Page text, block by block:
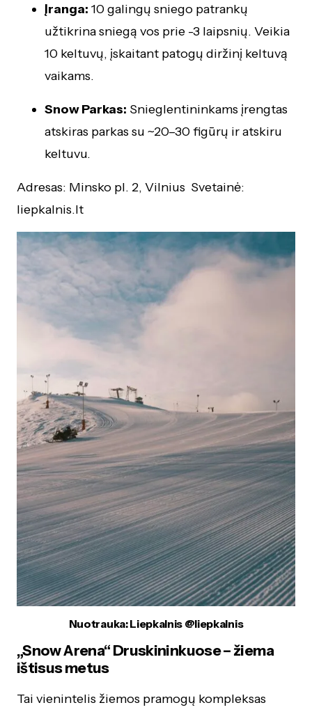
Įranga: 10 galingų sniego patrankų
užtikrina sniegą vos prie -3 laipsnių. Veikia
10 keltuvų, įskaitant patogų diržinį keltuvą
vaikams.
Snow Parkas: Snieglentininkams įrengtas
atskiras parkas su ~20–30 figūrų ir atskiru
keltuvu.
Adresas: Minsko pl. 2, Vilnius Svetainė:
liepkalnis.lt
Nuotrauka: Liepkalnis @liepkalnis
„Snow Arena“ Druskininkuose – žiema
ištisus metus
Tai vienintelis žiemos pramogų kompleksas